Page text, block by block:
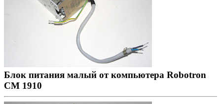
Блок питания малый от компьютера Robotron
CM 1910